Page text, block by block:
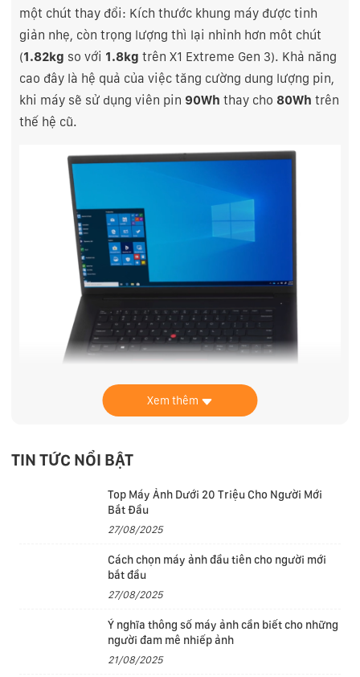
một chút thay đổi: Kích thước khung máy được tinh
giản nhẹ, còn trọng lượng thì lại nhỉnh hơn môt chút
(1.82kg so với 1.8kg trên X1 Extreme Gen 3). Khả năng
cao đây là hệ quả của việc tăng cường dung lượng pin,
khi máy sẽ sử dụng viên pin 90Wh thay cho 80Wh trên
thế hệ cũ.
Còn lại, sự mỏng nhẹ vẫn được duy trì tốt trên X1
Extreme Gen 4, giúp sản phẩm đảm bảo độ cơ động
trong quá trình sử dụng hàng ngày. Phần vỏ máy vẫn
sẽ được kết hợp từ nhiều loại vật liệu cao cấp: Magie
phủ nhung cho nắp máy, Benzel cho viền màn hình,
cùng với đó là hợp kim Nhôm – Magie cho khung phím
và nắp đáy. Trừ nắp đáy của chiếc laptop này thì các
khu vực như nắp máy hay khung phím, chiếu nghỉ đều
sẽ được phủ nhung; cho trải nghiệm mềm mịn dễ chịu
nhưng cũng rất bám mồ hôi và dấu vân tay. Riêng
phiên bản cao nhất thì nắp máy sẽ được phủ Carbon-
Xem thêm
TIN TỨC NỔI BẬT
Top Máy Ảnh Dưới 20 Triệu Cho Người Mới
Bắt Đầu
27/08/2025
Cách chọn máy ảnh đầu tiên cho người mới
bắt đầu
27/08/2025
Ý nghĩa thông số máy ảnh cần biết cho những
người đam mê nhiếp ảnh
21/08/2025